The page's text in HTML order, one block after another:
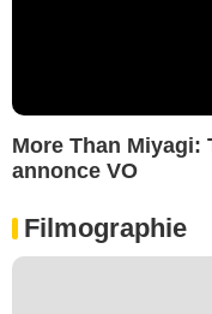
More Than Miyagi:
annonce VO
Filmographie